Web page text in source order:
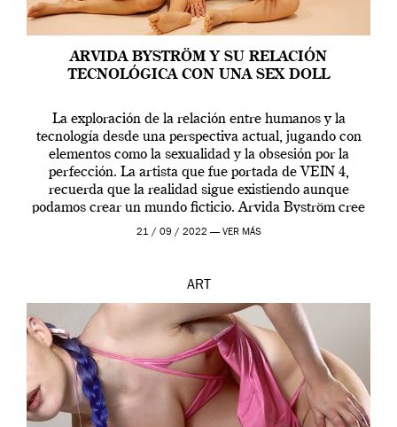
ARVIDA BYSTRÖM Y SU RELACIÓN
TECNOLÓGICA CON UNA SEX DOLL
La exploración de la relación entre humanos y la
tecnología desde una perspectiva actual, jugando con
elementos como la sexualidad y la obsesión por la
perfección. La artista que fue portada de VEIN 4,
recuerda que la realidad sigue existiendo aunque
podamos crear un mundo ficticio. Arvida Byström cree
que los humanos tienen un complejo […]
21 / 09 / 2022 — VER MÁS
ART